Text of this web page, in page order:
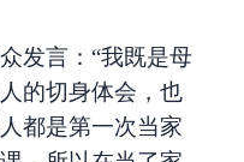
发言：“我既是母
的切身体会，也
都是第一次当家